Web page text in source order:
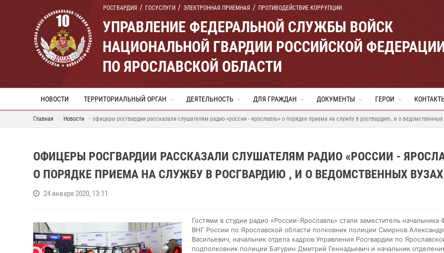
РОСГВАРДИЯ ГОСУСЛУГИ ЭЛЕКТРОННАЯ ПРИЕМНАЯ ПРОТИВОДЕЙСТВИЕ КОРРУПЦИИ
УПРАВЛЕНИЕ ФЕДЕРАЛЬНОЙ СЛУЖБЫ ВОЙСК
НАЦИОНАЛЬНОЙ ГВАРДИИ РОССИЙСКОЙ
ПО ЯРОСЛАВСКОЙ ОБЛАСТИ
НОВОСТИ ТЕРРИТОРИАЛЬНЫЙ ОРГАН ДЕЯТЕЛЬНОСТЬ ДЛЯ ГРАЖДАН ДОКУМЕНТЫ ГЕРОИ
Главная Новости офицеры росгвардии рассказали слушателям радио «россии - ярославль» о порядке приема на службу в росгвардию , и о ведомственных
ОФИЦЕРЫ РОСГВАРДИИ РАССКАЗАЛИ СЛУШАТЕЛЯМ РАДИО «РОССИИ -
О ПОРЯДКЕ ПРИЕМА НА СЛУЖБУ В РОСГВАРДИЮ , И О ВЕДОМСТВЕННЫХ ВУЗАХ
24 января 2020, 13:11
Гостями в студии радио «России-Ярославль» стали заместитель начальника
ВНГ России по Ярославской области полковник полиции Смирнов Александр
Васильевич, начальник отдела кадров Управления Росгвардии по
подполковник полиции Батурин Дмитрий Геннадьевич и начальник